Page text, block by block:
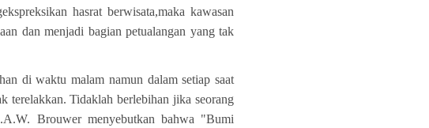
hasrat berwisata,maka kawasan
dan menjadi bagian petualangan yang tak
di waktu malam namun dalam setiap saat
terelakkan. Tidaklah berlebihan jika seorang
Brouwer menyebutkan bahwa "Bumi